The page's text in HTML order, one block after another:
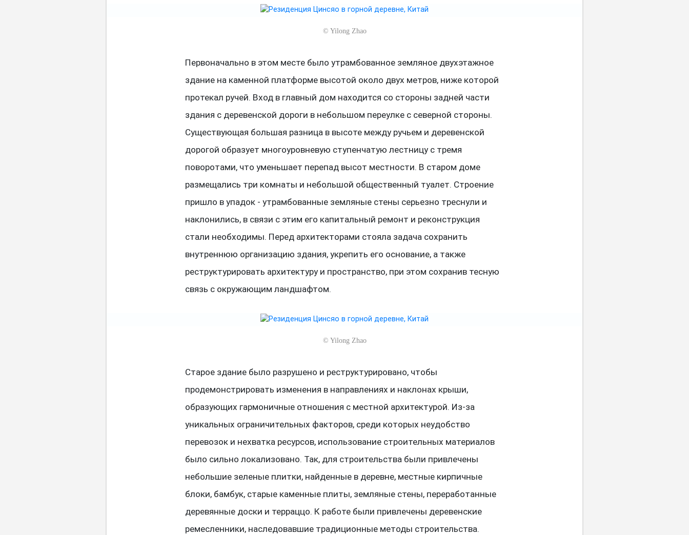
© Yilong Zhao
Первоначально в этом месте было утрамбованное земляное двухэтажное
здание на каменной платформе высотой около двух метров, ниже которой
протекал ручей. Вход в главный дом находится со стороны задней части
здания с деревенской дороги в небольшом переулке с северной стороны.
Существующая большая разница в высоте между ручьем и деревенской
дорогой образует многоуровневую ступенчатую лестницу с тремя
поворотами, что уменьшает перепад высот местности. В старом доме
размещались три комнаты и небольшой общественный туалет. Строение
пришло в упадок - утрамбованные земляные стены серьезно треснули и
наклонились, в связи с этим его капитальный ремонт и реконструкция
стали необходимы. Перед архитекторами стояла задача сохранить
внутреннюю организацию здания, укрепить его основание, а также
реструктурировать архитектуру и пространство, при этом сохранив тесную
связь с окружающим ландшафтом.
© Yilong Zhao
Старое здание было разрушено и реструктурировано, чтобы
продемонстрировать изменения в направлениях и наклонах крыши,
образующих гармоничные отношения с местной архитектурой. Из-за
уникальных ограничительных факторов, среди которых неудобство
перевозок и нехватка ресурсов, использование строительных материалов
было сильно локализовано. Так, для строительства были привлечены
небольшие зеленые плитки, найденные в деревне, местные кирпичные
блоки, бамбук, старые каменные плиты, земляные стены, переработанные
деревянные доски и терраццо. К работе были привлечены деревенские
ремесленники, наследовавшие традиционные методы строительства.